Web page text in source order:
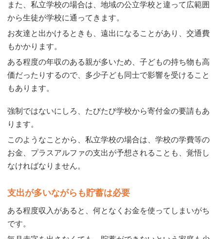
また、私立学校の場合は、地域の公立学校と違って広範囲
から生徒が学校に通ってきます。
お友達と出かけるときも、遠出になることがあり、交通費
もかかります。
ある程度の年収のある親が多いため、子どもの持ち物も高
価だったりするので、多少子ども同士で影響を受けること
もあります。
強制ではないにしろ、たびたび学校から寄付金の要請もあ
ります。
このようなことから、私立学校の場合は、学校の学費等の
お金、プラスアルファの支出が予想されることも、覚悟し
なければなりません。
支出が多いながらも貯蓄は必要
ある程度収入があると、何となくお金を使ってしまいがち
です。